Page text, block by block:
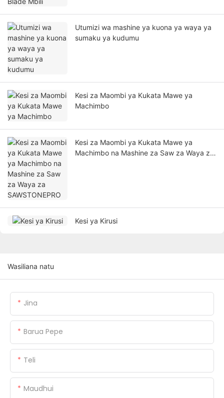
Utumizi wa mashine ya kuona ya waya ya
sumaku ya kudumu
Kesi za Maombi ya Kukata Mawe ya
Machimbo
Kesi za Maombi ya Kukata Mawe ya
Machimbo na Mashine za Saw za Waya za
Kesi ya Kirusi
Wasiliana natu
Jina
Barua Pepe
Teli
Maudhui